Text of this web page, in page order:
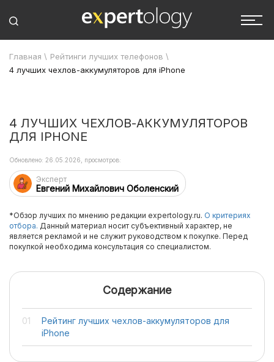
Главная \ Рейтинги лучших телефонов \
4 лучших чехлов-аккумуляторов для iPhone
4 ЛУЧШИХ ЧЕХЛОВ-АККУМУЛЯТОРОВ
ДЛЯ IPHONE
Эксперт
Евгений Михайлович Оболенский
Обновлено: 26.05.2026, просмотров:
*Обзор лучших по мнению редакции expertology.ru. О критериях
отбора. Данный материал носит субъективный характер, не
является рекламой и не служит руководством к покупке. Перед
покупкой необходима консультация со специалистом.
Содержание
Рейтинг лучших чехлов-аккумуляторов для
iPhone